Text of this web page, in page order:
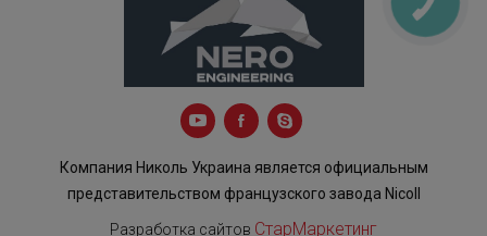
Компания Николь Украина является официальным
представительством французского завода Nicoll
Разработка сайтов СтарМаркетинг
ЗВ'ЯЗКУ